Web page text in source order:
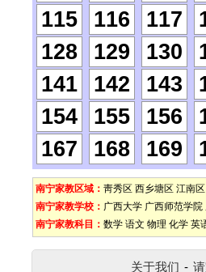
115
116 117
128
129 130
141
142 143
154
155 156
167
168 169
南宁家教区域： 靑秀区 西乡塘区 江南区
南宁家教学校： 广西大学 广西师范学院
南宁家教科目： 数学 语文 物理 化学 英
关于我们 -